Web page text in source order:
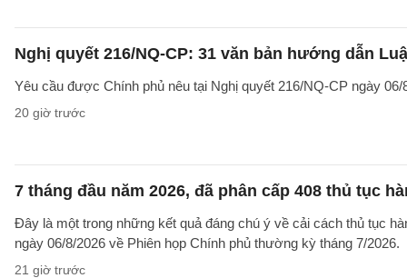
Nghị quyết 216/NQ-CP: 31 văn bản hướng dẫn
Yêu cầu được Chính phủ nêu tại Nghị quyết 216/NQ-CP ngày
20 giờ trước
7 tháng đầu năm 2026, đã phân cấp 408 thủ tục
Đây là một trong những kết quả đáng chú ý về cải cách thủ tục
ngày 06/8/2026 về Phiên họp Chính phủ thường kỳ tháng 7/2026.
21 giờ trước